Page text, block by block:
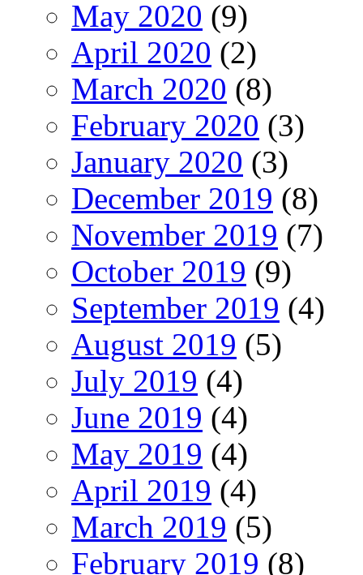
May 2020 (9)
April 2020 (2)
March 2020 (8)
February 2020 (3)
January 2020 (3)
December 2019 (8)
November 2019 (7)
October 2019 (9)
September 2019 (4)
August 2019 (5)
July 2019 (4)
June 2019 (4)
May 2019 (4)
April 2019 (4)
March 2019 (5)
February 2019 (8)